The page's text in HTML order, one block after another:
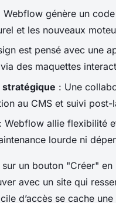
Webflow génère un
et les nouveaux
est pensé avec une
des maquettes
stratégique : Une
au CMS et suivi post-
: Webflow allie flexibilité
lourde ni
un bouton "Créer"
avec un site qui
d’accès se cache